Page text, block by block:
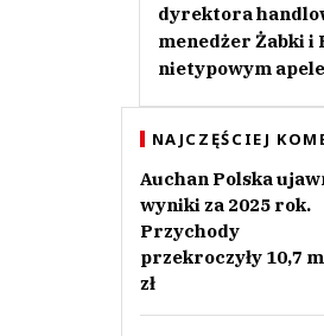
dyrektora
menedżer Żabki i
nietypowym
NAJCZĘŚCIEJ
Auchan Polska
wyniki za 2025 rok.
Przychody
przekroczyły 10,7
zł